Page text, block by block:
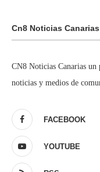
Cn8 Noticias Canarias
CN8 Noticias Canarias
noticias y medios de
FACEBOOK
YOUTUBE